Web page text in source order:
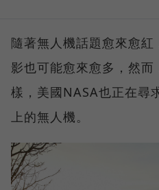
隨著無人機話題愈來愈
影也可能愈來愈多，然
樣，美國NASA也正在尋
上的無人機。